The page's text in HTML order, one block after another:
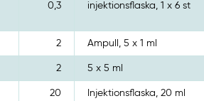
0,3 injektionsflaska, 1 x 6 st
2 Ampull, 5 x 1 ml
2 5 x 5 ml
20 Injektionsflaska, 20 ml